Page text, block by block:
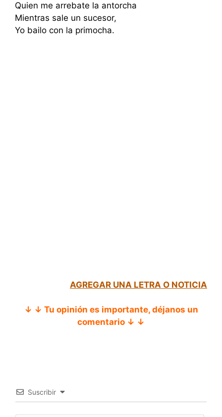
Quien me arrebate la antorcha
Mientras sale un sucesor,
Yo bailo con la primocha.
AGREGAR UNA LETRA O NOTICIA
↓ ↓ Tu opinión es importante, déjanos un
comentario ↓ ↓
Suscribir